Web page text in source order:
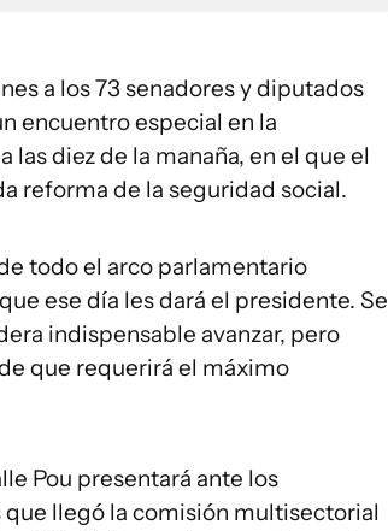
a los 73 senadores y diputados
encuentro especial en la
las diez de la manaña, en el que el
reforma de la seguridad social.
todo el arco parlamentario
ese día les dará el presidente. Se
indispensable avanzar, pero
que requerirá el máximo
Pou presentará ante los
llegó la comisión multisectorial